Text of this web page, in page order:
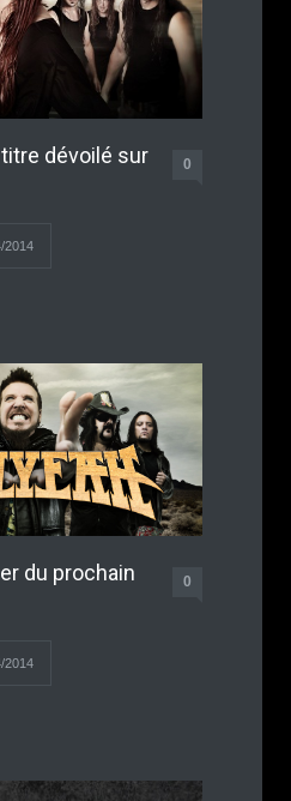
titre dévoilé sur
0
2014
du prochain
0
2014